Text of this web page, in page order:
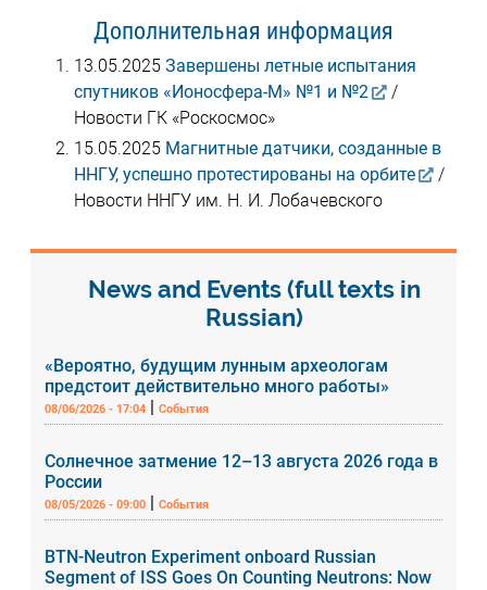
Дополнительная информация
13.05.2025 Завершены летные испытания
спутников «Ионосфера-М» №1 и №2
/
Новости ГК «Роскосмос»
15.05.2025 Магнитные датчики, созданные в
ННГУ, успешно протестированы на орбите
/
Новости ННГУ им. Н. И. Лобачевского
News and Events (full texts in
Russian)
«Вероятно, будущим лунным археологам
предстоит действительно много работы»
08/06/2026 - 17:04 |События
Солнечное затмение 12–13 августа 2026 года в
России
08/05/2026 - 09:00 |События
BTN-Neutron Experiment onboard Russian
Segment of ISS Goes On Counting Neutrons: Now